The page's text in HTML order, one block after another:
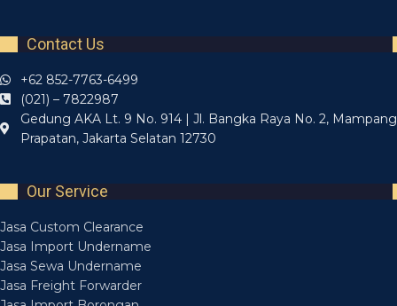
Contact Us
+62 852-7763-6499
(021) – 7822987
Gedung AKA Lt. 9 No. 914 | Jl. Bangka Raya No. 2, Mampang
Prapatan, Jakarta Selatan 12730
Our Service
Jasa Custom Clearance
Jasa Import Undername
Jasa Sewa Undername
Jasa Freight Forwarder